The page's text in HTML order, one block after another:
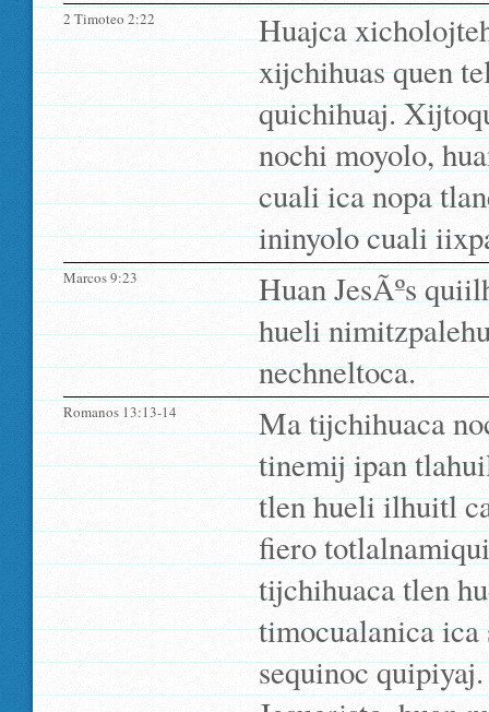
2 Timoteo 2:22
Huajca
xijchihuas quen
quichihuaj.
nochi moyolo,
cuali ica nopa
ininyolo cuali
Marcos 9:23
Huan JesÃºs
hueli
nechneltoca.
Romanos 13:13-14
Ma tijchihuaca
tinemij ipan
tlen hueli ilhuitl
fiero
tijchihuaca tlen
timocualanica
sequinoc